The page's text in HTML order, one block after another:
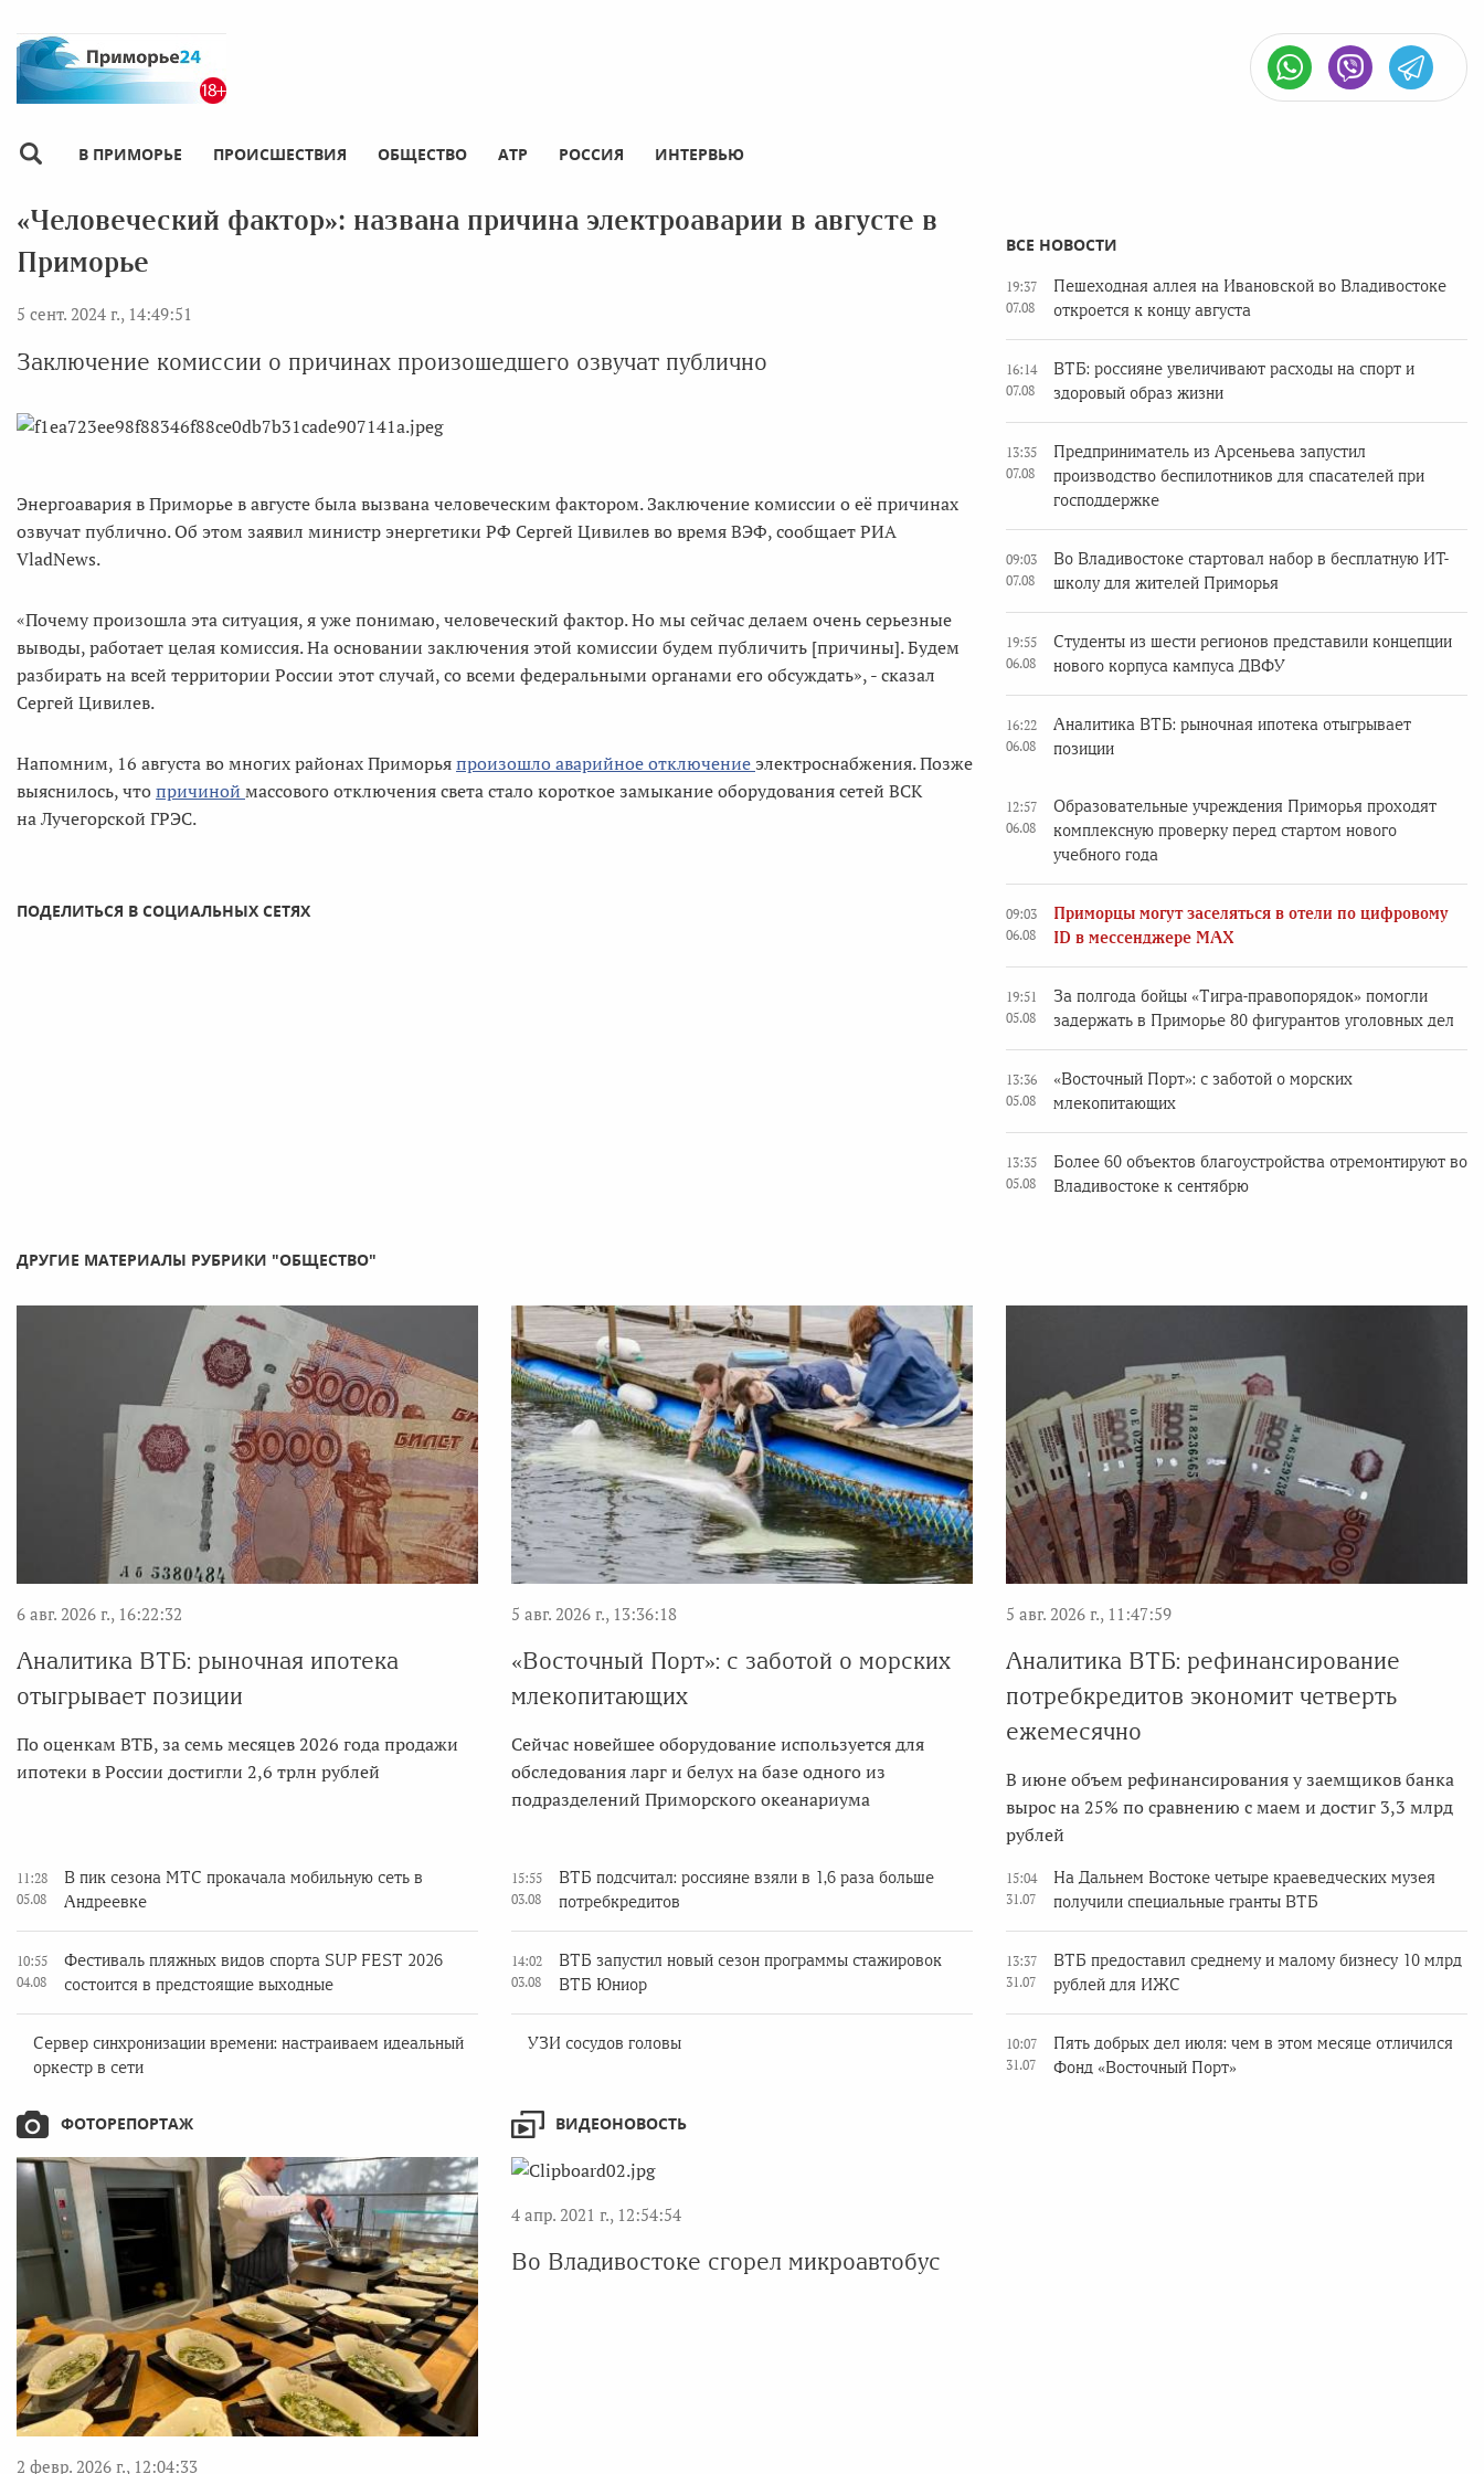
В ПРИМОРЬЕ ПРОИСШЕСТВИЯ ОБЩЕСТВО АТР РОССИЯ ИНТЕРВЬЮ
«Человеческий фактор»: названа причина электроаварии в августе в
Приморье
5 сент. 2024 г., 14:49:51
Заключение комиссии о причинах произошедшего озвучат публично
Энергоавария в Приморье в августе была вызвана человеческим фактором. Заключение комиссии о её причинах
озвучат публично. Об этом заявил министр энергетики РФ Сергей Цивилев во время ВЭФ, сообщает РИА
VladNews.
«Почему произошла эта ситуация, я уже понимаю, человеческий фактор. Но мы сейчас делаем очень серьезные
выводы, работает целая комиссия. На основании заключения этой комиссии будем публичить [причины]. Будем
разбирать на всей территории России этот случай, со всеми федеральными органами его обсуждать», - сказал
Сергей Цивилев.
Напомним, 16 августа во многих районах Приморьяпроизошло аварийное отключениеэлектроснабжения. Позже
выяснилось, чтопричиной массового отключения света стало короткое замыкание оборудования сетей ВСК
на Лучегорской ГРЭС.
ПОДЕЛИТЬСЯ В СОЦИАЛЬНЫХ СЕТЯХ
ВСЕ НОВОСТИ
19:37
07.08
Пешеходная аллея на Ивановской во Владивостоке
откроется к концу августа
16:14
07.08
ВТБ: россияне увеличивают расходы на спорт и
здоровый образ жизни
13:35
07.08
Предприниматель из Арсеньева запустил
производство беспилотников для спасателей при
господдержке
09:03
07.08
Во Владивостоке стартовал набор в бесплатную ИТ-
школу для жителей Приморья
19:55
06.08
Студенты из шести регионов представили концепции
нового корпуса кампуса ДВФУ
16:22
06.08
Аналитика ВТБ: рыночная ипотека отыгрывает
позиции
12:57
06.08
Образовательные учреждения Приморья проходят
комплексную проверку перед стартом нового
учебного года
09:03
06.08
Приморцы могут заселяться в отели по цифровому
ID в мессенджере MAX
19:51
05.08
За полгода бойцы «Тигра-правопорядок» помогли
задержать в Приморье 80 фигурантов уголовных дел
13:36
05.08
«Восточный Порт»: с заботой о морских
млекопитающих
13:35
05.08
Более 60 объектов благоустройства отремонтируют во
Владивостоке к сентябрю
ДРУГИЕ МАТЕРИАЛЫ РУБРИКИ "ОБЩЕСТВО"
6 авг. 2026 г., 16:22:32
Аналитика ВТБ: рыночная ипотека
отыгрывает позиции
По оценкам ВТБ, за семь месяцев 2026 года продажи
ипотеки в России достигли 2,6 трлн рублей
5 авг. 2026 г., 13:36:18
«Восточный Порт»: с заботой о морских
млекопитающих
Сейчас новейшее оборудование используется для
обследования ларг и белух на базе одного из
подразделений Приморского океанариума
5 авг. 2026 г., 11:47:59
Аналитика ВТБ: рефинансирование
потребкредитов экономит четверть
ежемесячно
В июне объем рефинансирования у заемщиков банка
вырос на 25% по сравнению с маем и достиг 3,3 млрд
рублей
11:28
05.08
В пик сезона МТС прокачала мобильную сеть в
Андреевке
10:55
04.08
Фестиваль пляжных видов спорта SUP FEST 2026
состоится в предстоящие выходные
Сервер синхронизации времени: настраиваем идеальный
оркестр в сети
15:55
03.08
ВТБ подсчитал: россияне взяли в 1,6 раза больше
потребкредитов
14:02
03.08
ВТБ запустил новый сезон программы стажировок
ВТБ Юниор
УЗИ сосудов головы
15:04
31.07
На Дальнем Востоке четыре краеведческих музея
получили специальные гранты ВТБ
13:37
31.07
ВТБ предоставил среднему и малому бизнесу 10 млрд
рублей для ИЖС
10:07
31.07
Пять добрых дел июля: чем в этом месяце отличился
Фонд «Восточный Порт»
ФОТОРЕПОРТАЖ
2 февр. 2026 г., 12:04:33
ВИДЕОНОВОСТЬ
4 апр. 2021 г., 12:54:54
Во Владивостоке сгорел микроавтобус